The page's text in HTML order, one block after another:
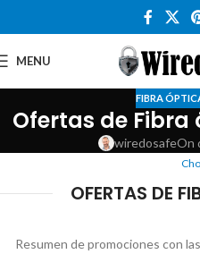
MENU
FIBRA
Ofertas de Fibra
wiredosafeOn
OFERTAS DE
Resumen de promociones con